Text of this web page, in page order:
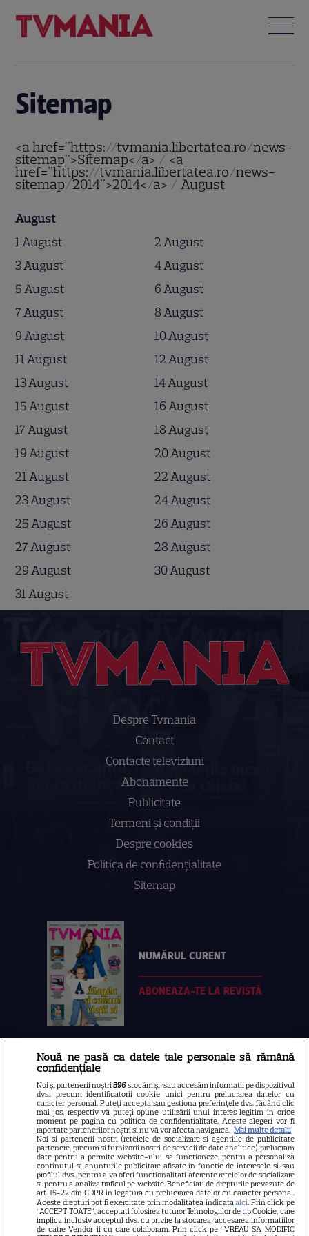
Sitemap
<a href="https://tvmania.libertatea.ro/news-
sitemap">Sitemap</a> / <a
href="https://tvmania.libertatea.ro/news-
sitemap/2014">2014</a> / August
August
1 August
2 August
3 August
4 August
5 August
6 August
7 August
8 August
9 August
10 August
11 August
12 August
13 August
14 August
15 August
16 August
17 August
18 August
19 August
20 August
21 August
22 August
23 August
24 August
25 August
26 August
27 August
28 August
29 August
30 August
31 August
Despre Tvmania
Contact
Contacte televiziuni
Abonamente
Publicitate
Termeni și condiții
Despre cookies
Politica de confidenţialitate
Sitemap
NUMĂRUL CURENT
ABONEAZA-TE LA REVISTĂ
Libertatea
Libertatea pentru femei
GSP
Știri mondene
Avantaje
Elle
Unica
Retete practice
Nouă ne pasă ca datele tale personale să rămână
confidențiale
Noi și partenerii noștri596 stocăm și/sau accesăm informații pe dispozitivul
dvs., precum identificatorii cookie unici pentru prelucrarea datelor cu
caracter personal. Puteți accepta sau gestiona preferințele dvs. făcând clic
mai jos, respectiv vă puteți opune utilizării unui interes legitim în orice
moment pe pagina cu politica de confidențialitate. Aceste alegeri vor fi
raportate partenerilor noștri și nu vă vor afecta navigarea. Mai multe detalii
Noi si partenerii nostri (retelele de socializare si agentiile de publicitate
partenere, precum si furnizorii nostri de servicii de date analitice) prelucram
date pentru a permite website-ului sa functioneze, pentru a personaliza
continutul si anunturile publicitare afisate in functie de interesele si/sau
profilul dvs., pentru a va oferi functionalitati aferente retelelor de socializare
si pentru a analiza traficul pe website. Beneficiati de drepturile prevazute de
art. 15-22 din GDPR in legatura cu prelucrarea datelor cu caracter personal.
Aceste drepturi pot fi exercitate prin modalitatea indicataaici. Prin click pe
“ACCEPT TOATE”, acceptati folosirea tuturor Tehnologiilor de tip Cookie, care
implica inclusiv acceptul dvs. cu privire la stocarea/accesarea informatiilor
de catre Vendor-ii cu care colaboram. Prin click pe “VREAU SA MODIFIC